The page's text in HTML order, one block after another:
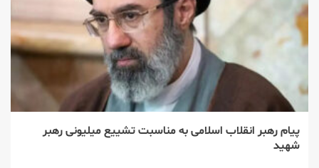
پیام رهبر انقلاب اسلامی به مناسبت تشییع میلیونی رهبر
شهید